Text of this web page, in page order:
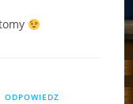
ODPOWIEDZ